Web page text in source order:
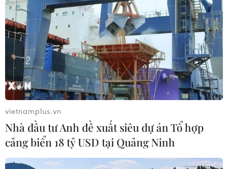
vietnamplus.vn
Nhà đầu tư Anh đề xuất siêu dự án Tổ hợp
cảng biển 18 tỷ USD tại Quảng Ninh